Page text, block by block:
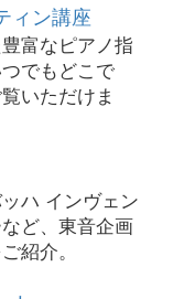
ィン講座
富なピアノ指
でもどこで
いただけま
ハ インヴェン
ど、東音企画
紹介。